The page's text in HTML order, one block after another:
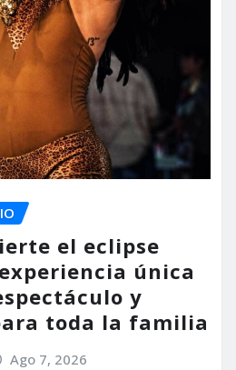
el eclipse
única
y
toda la familia
Ago 7, 2026